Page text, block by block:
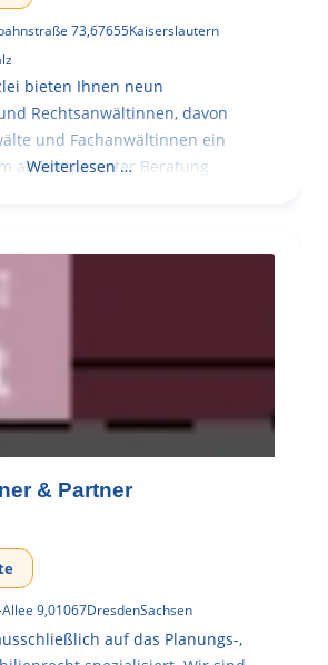
73,67655Kaiserslautern
bieten Ihnen neun
Rechtsanwältinnen, davon
und Fachanwältinnen ein
an kompetenter Beratung
Weiterlesen …
& Partner
9,01067DresdenSachsen
auf das Planungs-,